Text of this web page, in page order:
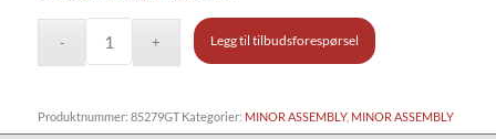
Legg til tilbudsforespørsel
Produktnummer: 85279GT Kategorier: MINOR ASSEMBLY, MINOR ASSEMBLY